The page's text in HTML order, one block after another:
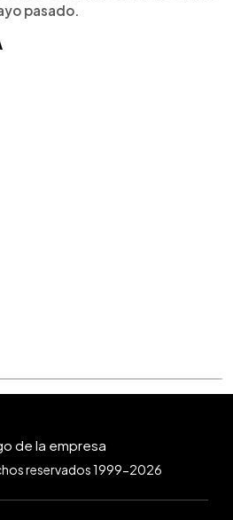
pasado.
reservados 1999-2026